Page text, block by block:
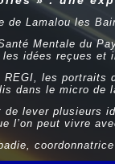
de Lamalou les
Mentale du
idées reçues
REGI, les
dans le micro de
lever plusieurs
l’on peut vivre